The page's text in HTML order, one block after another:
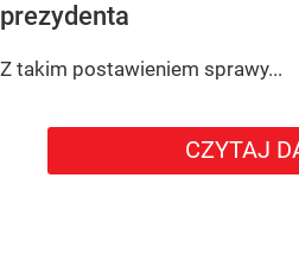
prezydenta
Z takim postawieniem sprawy...
CZYTAJ